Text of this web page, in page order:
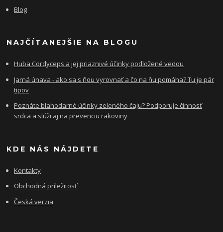
Blog
NAJČÍTANEJŠIE NA BLOGU
Huba Cordyceps a jej priaznivé účinky podložené vedou
Jarná únava - ako sa s ňou vyrovnať a čo na ňu pomáha? Tu je pár
tipov
Poznáte blahodarné účinky zeleného čaju? Podporuje činnosť
srdca a slúži aj na prevenciu rakoviny
KDE NÁS NÁJDETE
Kontakty
Obchodná príležitosť
Česká verzia